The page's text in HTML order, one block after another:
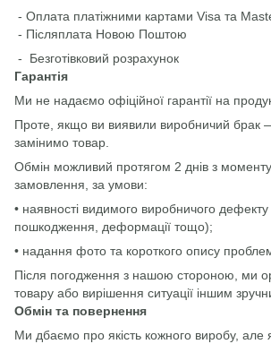
- Оплата платіжними картами Visa та
- Післяплата Новою Поштою
- Безготівковий розрахунок
Гарантія
Ми не надаємо офіційної гарантії на
Проте, якщо ви виявили виробничий брак
замінимо товар.
Обмін можливий протягом 2 днів з
замовлення, за умови:
• наявності видимого виробничого
пошкодження, деформації тощо);
• надання фото та короткого опису
Після погодження з нашою стороною, ми
товару або вирішення ситуації іншим
Обмін та повернення
Ми дбаємо про якість кожного виробу,